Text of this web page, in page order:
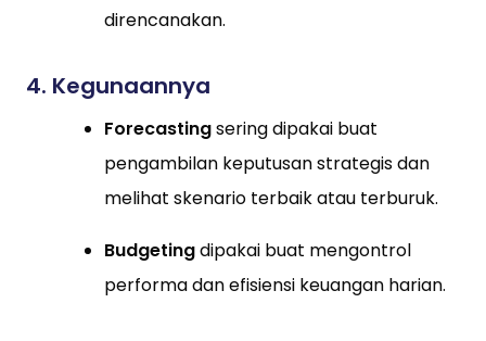
direncanakan.
4. Kegunaannya
Forecastingsering dipakai buat
pengambilan keputusan strategis dan
melihat skenario terbaik atau terburuk.
Budgetingdipakai buat mengontrol
performa dan efisiensi keuangan harian.